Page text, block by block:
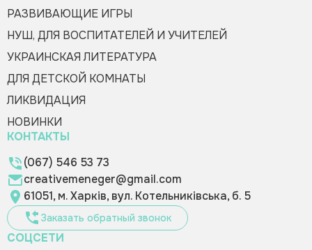
РАЗВИВАЮЩИЕ ИГРЫ
НУШ, ДЛЯ ВОСПИТАТЕЛЕЙ И УЧИТЕЛЕЙ
УКРАИНСКАЯ ЛИТЕРАТУРА
ДЛЯ ДЕТСКОЙ КОМНАТЫ
ЛИКВИДАЦИЯ
НОВИНКИ
КОНТАКТЫ
(067) 546 53 73
creativemeneger@gmail.com
61051, м. Харків, вул. Котельниківська, б. 5
Заказать обратный звонок
СОЦСЕТИ